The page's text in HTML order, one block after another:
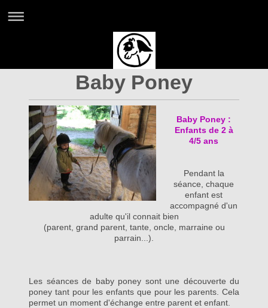
Baby Poney
Baby Poney :
Enfants de 2 à
4/5 ans
Pendant la
séance, chaque
enfant est
accompagné d'un
adulte qu'il connait bien
(parent, grand parent, tante, oncle, marraine ou
parrain...).
Les séances de baby poney sont une découverte du
poney tant pour les enfants que pour les parents. Cela
permet un moment d'échange entre parent et enfant.